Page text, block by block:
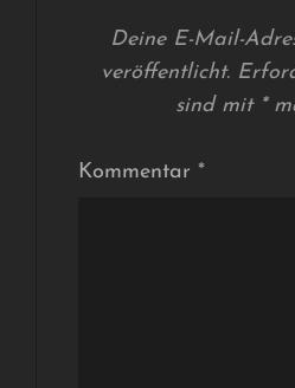
Deine E-Mail-
veröffentlicht.
sind mit *
Kommentar *